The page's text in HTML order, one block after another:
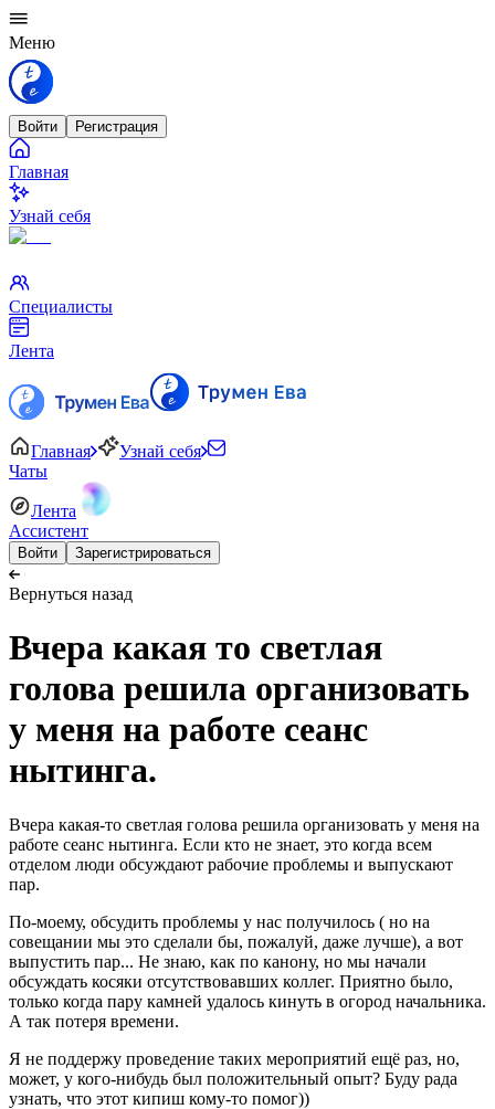
Меню
Войти Регистрация
Главная
Узнай себя
Специалисты
Лента
Главная
Узнай себя
Чаты
Лента
Ассистент
Войти Зарегистрироваться
Вернуться назад
Вчера какая то светлая
голова решила организовать
у меня на работе сеанс
нытинга.
Вчера какая-то светлая голова решила организовать у меня на
работе сеанс нытинга. Если кто не знает, это когда всем
отделом люди обсуждают рабочие проблемы и выпускают
пар.
По-моему, обсудить проблемы у нас получилось ( но на
совещании мы это сделали бы, пожалуй, даже лучше), а вот
выпустить пар... Не знаю, как по канону, но мы начали
обсуждать косяки отсутствовавших коллег. Приятно было,
только когда пару камней удалось кинуть в огород начальника.
А так потеря времени.
Я не поддержу проведение таких мероприятий ещё раз, но,
может, у кого-нибудь был положительный опыт? Буду рада
узнать, что этот кипиш кому-то помог))